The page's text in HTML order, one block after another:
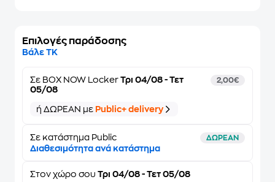
Επιλογές παράδοσης
Βάλε ΤΚ
Σε BOX NOW Locker Τρι 04/08 - Τετ
05/08
2,00€
ή ΔΩΡΕΑΝ με Public+ delivery
Σε κατάστημα Public ΔΩΡΕΑΝ
Διαθεσιμότητα ανά κατάστημα
Στον χώρο σου Τρι 04/08 - Τετ 05/08